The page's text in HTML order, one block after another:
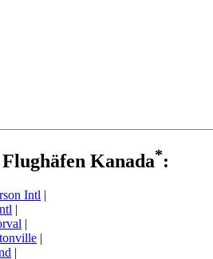
Flughäfen Kanada*:
Intl |
|
|
|
|